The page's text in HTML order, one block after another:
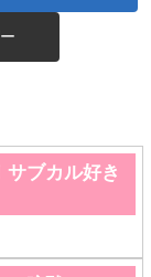
ブカル好き